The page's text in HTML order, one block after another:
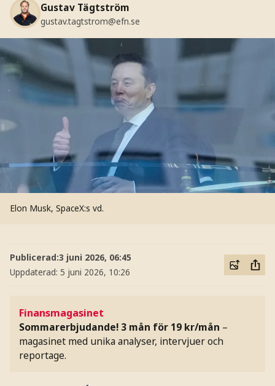
Gustav Tägtström
gustav.tagtstrom@efn.se
Elon Musk, SpaceX:s vd.
Publicerad:3 juni 2026, 06:45
Uppdaterad: 5 juni 2026, 10:26
Finansmagasinet
Sommarerbjudande! 3 mån för 19 kr/mån –
magasinet med unika analyser, intervjuer och
reportage.